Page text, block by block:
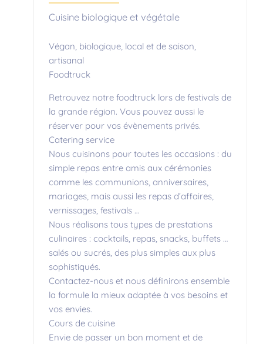
Cuisine biologique et végétale
Végan, biologique, local et de saison,
artisanal
Foodtruck
Retrouvez notre foodtruck lors de festivals de
la grande région. Vous pouvez aussi le
réserver pour vos évènements privés.
Catering service
Nous cuisinons pour toutes les occasions : du
simple repas entre amis aux cérémonies
comme les communions, anniversaires,
mariages, mais aussi les repas d’affaires,
vernissages, festivals …
Nous réalisons tous types de prestations
culinaires : cocktails, repas, snacks, buffets …
salés ou sucrés, des plus simples aux plus
sophistiqués.
Contactez-nous et nous définirons ensemble
la formule la mieux adaptée à vos besoins et
vos envies.
Cours de cuisine
Envie de passer un bon moment et de